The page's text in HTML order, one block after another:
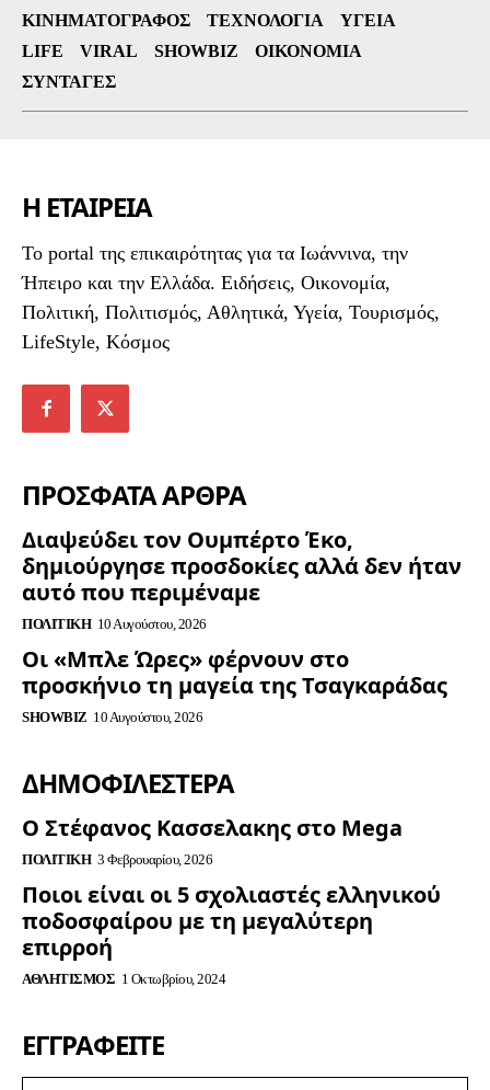
ΚΙΝΗΜΑΤΟΓΡΆΦΟΣ
ΤΕΧΝΟΛΟΓΊΑ
ΥΓΕΊΑ
LIFE
VIRAL SHOWBIZ
ΟΙΚΟΝΟΜΊΑ
ΣΥΝΤΑΓΈΣ
Η ΕΤΑΙΡΕΙΑ
To portal της επικαιρότητας για τα Ιωάννινα, την
Ήπειρο και την Ελλάδα. Ειδήσεις, Οικονομία,
Πολιτική, Πολιτισμός, Αθλητικά, Υγεία, Τουρισμός,
LifeStyle, Κόσμος
ΠΡΟΣΦΑΤΑ ΑΡΘΡΑ
Διαψεύδει τον Ουμπέρτο Έκο,
δημιούργησε προσδοκίες αλλά δεν ήταν
αυτό που περιμέναμε
ΠΟΛΙΤΙΚΉ 10 Αυγούστου, 2026
Οι «Μπλε Ώρες» φέρνουν στο
προσκήνιο τη μαγεία της Τσαγκαράδας
SHOWBIZ 10 Αυγούστου, 2026
ΔΗΜΟΦΙΛΈΣΤΕΡΑ
Ο Στέφανος Κασσελακης στο Mega
ΠΟΛΙΤΙΚΉ 3 Φεβρουαρίου, 2026
Ποιοι είναι οι 5 σχολιαστές ελληνικού
ποδοσφαίρου με τη μεγαλύτερη
επιρροή
ΑΘΛΗΤΙΣΜΌΣ 1 Οκτωβρίου, 2024
ΕΓΓΡΑΦΕΊΤΕ